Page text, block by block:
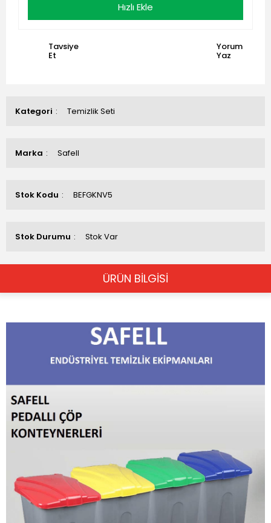
Kategori Temizlik Seti
Marka Safell
Stok Kodu BEFGKNV5
Stok Durumu Stok Var
Hızlı Ekle
Tavsiye
Et
Yorum
Yaz
ÜRÜN BİLGİSİ